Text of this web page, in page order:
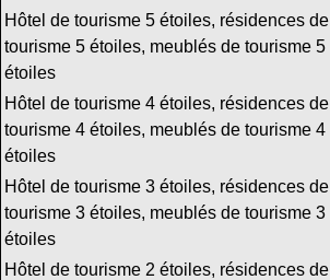
Hôtel de tourisme 5 étoiles, résidences de
tourisme 5 étoiles, meublés de tourisme 5
étoiles
Hôtel de tourisme 4 étoiles, résidences de
tourisme 4 étoiles, meublés de tourisme 4
étoiles
Hôtel de tourisme 3 étoiles, résidences de
tourisme 3 étoiles, meublés de tourisme 3
étoiles
Hôtel de tourisme 2 étoiles, résidences de